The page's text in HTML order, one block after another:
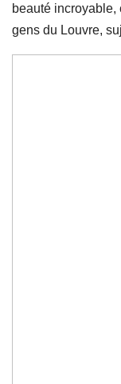
beauté incroyable,
gens du Louvre,